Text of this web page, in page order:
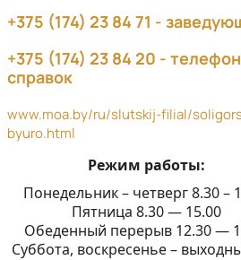
+375 (174) 23 84 71 -
+375 (174) 23 84 20 -
справок
www.moa.by/ru/slutskij-filial/
byuro.html
Режим работы:
Понедельник – четверг 8.30 –
Пятница 8.30 — 15.00
Обеденный перерыв 12.30 —
Суббота, воскресенье –